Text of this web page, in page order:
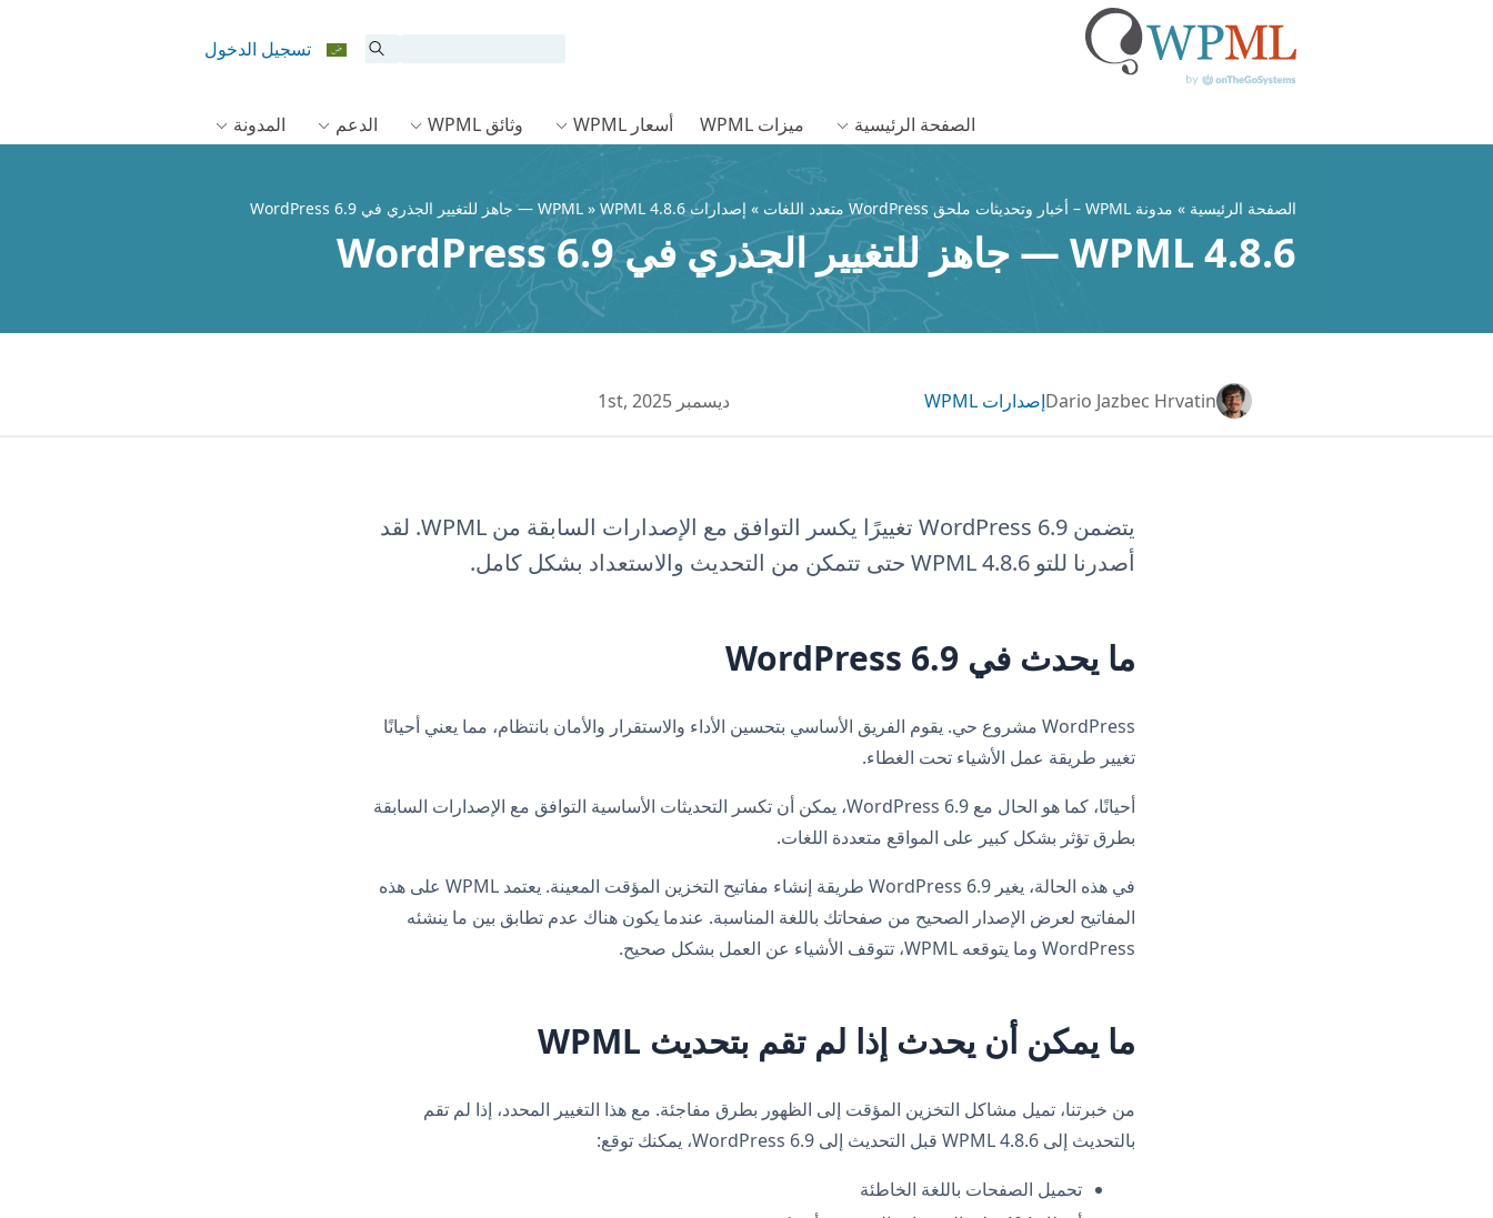
تسجيل الدخول
الصفحة الرئيسية ميزات WPML أسعار WPML وثائق WPML الدعم المدونة
الصفحة الرئيسية » مدونة WPML – أخبار وتحديثات ملحق WordPress متعدد اللغات » إصدارات WPML» WPML 4.8.6 — جاهز للتغيير الجذري في WordPress 6.9
WPML 4.8.6 — جاهز للتغيير الجذري في WordPress 6.9
Dario Jazbec Hrvatinإصدارات WPML ديسمبر 1st, 2025
يتضمن WordPress 6.9 تغييرًا يكسر التوافق مع الإصدارات السابقة من WPML. لقد
أصدرنا للتو WPML 4.8.6 حتى تتمكن من التحديث والاستعداد بشكل كامل.
ما يحدث في WordPress 6.9
WordPress مشروع حي. يقوم الفريق الأساسي بتحسين الأداء والاستقرار والأمان بانتظام، مما يعني أحيانًا
تغيير طريقة عمل الأشياء تحت الغطاء.
أحيانًا، كما هو الحال مع WordPress 6.9، يمكن أن تكسر التحديثات الأساسية التوافق مع الإصدارات السابقة
بطرق تؤثر بشكل كبير على المواقع متعددة اللغات.
في هذه الحالة، يغير WordPress 6.9 طريقة إنشاء مفاتيح التخزين المؤقت المعينة. يعتمد WPML على هذه
المفاتيح لعرض الإصدار الصحيح من صفحاتك باللغة المناسبة. عندما يكون هناك عدم تطابق بين ما ينشئه
WordPress وما يتوقعه WPML، تتوقف الأشياء عن العمل بشكل صحيح.
ما يمكن أن يحدث إذا لم تقم بتحديث WPML
من خبرتنا، تميل مشاكل التخزين المؤقت إلى الظهور بطرق مفاجئة. مع هذا التغيير المحدد، إذا لم تقم
بالتحديث إلى WPML 4.8.6 قبل التحديث إلى WordPress 6.9، يمكنك توقع:
تحميل الصفحات باللغة الخاطئة